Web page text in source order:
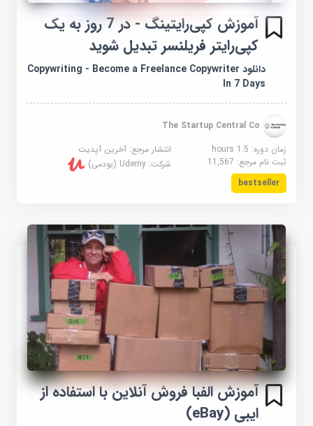
آموزش کپی‌رایتینگ - در 7 روز به یک
کپی‌رایتر فریلنسر تبدیل شوید
دانلود Copywriting - Become a Freelance Copywriter
In 7 Days
The Startup Central Co
زمان دوره: 1.5 hours
انتشار مرجع:آخرین آپدیت
ثبت نام مرجع:11,567 شرکت:Udemy (یودمی)
bestseller
آموزش الفبا فروش آنلاین با استفاده از
ایبی (eBay)